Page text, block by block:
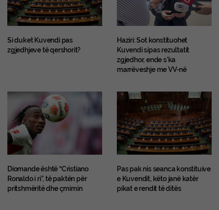
Si duket Kuvendi pas
zgjedhjeve të qershorit?
Haziri: Sot konstituohet
Kuvendi sipas rezultatit
zgjedhor, ende s’ka
marrëveshje me VV-në
Diomande është “Cristiano
Ronaldo i ri”, të paktën për
pritshmëritë dhe çmimin
Pas pak nis seanca konstituive
e Kuvendit, këto janë katër
pikat e rendit të ditës